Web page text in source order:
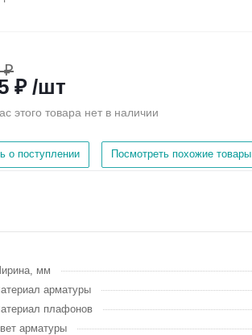
₽
₽ /шт
этого товара нет в наличии
о поступлении Посмотреть похожие товары
мм
арматуры
плафонов
арматуры